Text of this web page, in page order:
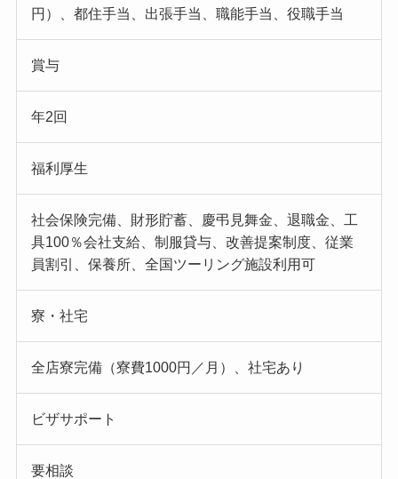
円）、都住手当、出張手当、職能手当、役職手当
賞与
年2回
福利厚生
社会保険完備、財形貯蓄、慶弔見舞金、退職金、工
具100％会社支給、制服貸与、改善提案制度、従業
員割引、保養所、全国ツーリング施設利用可
寮・社宅
全店寮完備（寮費1000円／月）、社宅あり
ビザサポート
要相談